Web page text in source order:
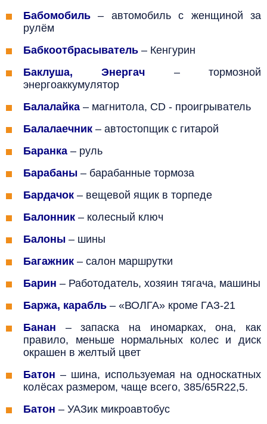
Бабомобиль
–
автомобиль с женщиной за
рулём
Бабкоотбрасыватель – Кенгурин
Баклуша, Энергач
–тормозной
энергоаккумулятор
Балалайка – магнитола, CD - проигрыватель
Балалаечник – автостопщик с гитарой
Баранка – руль
Барабаны – барабанные тормоза
Бардачок – вещевой ящик в торпеде
Балонник – колесный ключ
Балоны – шины
Багажник – салон маршрутки
Барин – Работодатель, хозяин тягача, машины
Баржа, карабль – «ВОЛГА» кроме ГАЗ-21
Банан – запаска на иномарках, она, как
правило, меньше нормальных колес и диск
окрашен в желтый цвет
Батон – шина, используемая на односкатных
колёсах размером, чаще всего, 385/65R22,5.
Батон – УАЗик микроавтобус